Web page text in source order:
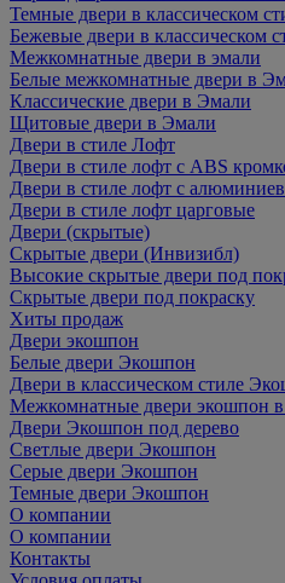
Темные двери в классическом
Бежевые двери в классическом
Межкомнатные двери в эмали
Белые межкомнатные двери в
Классические двери в Эмали
Щитовые двери в Эмали
Двери в стиле Лофт
Двери в стиле лофт с ABS
Двери в стиле лофт с
Двери в стиле лофт царговые
Двери (скрытые)
Скрытые двери (Инвизибл)
Высокие скрытые двери под
Скрытые двери под покраску
Хиты продаж
Двери экошпон
Белые двери Экошпон
Двери в классическом стиле
Межкомнатные двери экошпон в
Двери Экошпон под дерево
Светлые двери Экошпон
Серые двери Экошпон
Темные двери Экошпон
О компании
О компании
Контакты